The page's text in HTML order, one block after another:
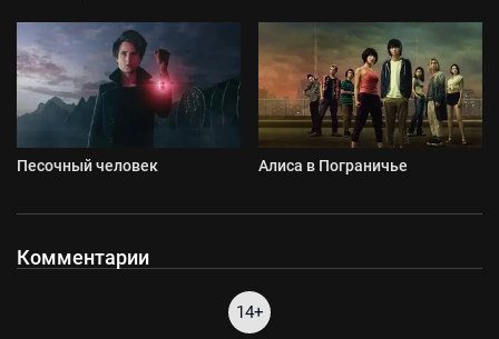
Песочный человек Алиса в Пограничье
Комментарии
14+